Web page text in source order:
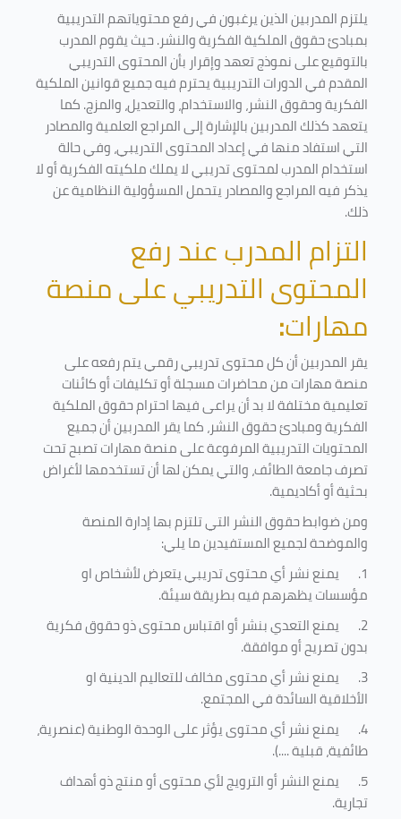
يلتزم المدربين الذين يرغبون في رفع محتوياتهم التدريبية
بمبادئ حقوق الملكية الفكرية والنشر. حيث يقوم المدرب
بالتوقيع على نموذج تعهد وإقرار بأن المحتوى التدريبي
المقدم في الدورات التدريبية يحترم فيه جميع قوانين الملكية
الفكرية وحقوق النشر، والاستخدام، والتعديل، والمزج. كما
يتعهد كذلك المدربين بالإشارة إلى المراجع العلمية والمصادر
التي استفاد منها في إعداد المحتوى التدريبي، وفي حالة
استخدام المدرب لمحتوى تدريبي لا يملك ملكيته الفكرية أو لا
يذكر فيه المراجع والمصادر يتحمل المسؤولية النظامية عن
ذلك.
التزام المدرب عند رفع
المحتوى التدريبي على منصة
مهارات:
يقر المدربين أن كل محتوى تدريبي رقمي يتم رفعه على
منصة مهارات من محاضرات مسجلة أو تكليفات أو كائنات
تعليمية مختلفة لا بد أن يراعى فيها احترام حقوق الملكية
الفكرية ومبادئ حقوق النشر، كما يقر المدربين أن جميع
المحتويات التدريبية المرفوعة على منصة مهارات تصبح تحت
تصرف جامعة الطائف، والتي يمكن لها أن تستخدمها لأغراض
بحثية أو أكاديمية.
ومن ضوابط حقوق النشر التي تلتزم بها إدارة المنصة
والموضحة لجميع المستفيدين ما يلي:
1.
يمنع نشر أي محتوى تدريبي يتعرض لأشخاص او
مؤسسات يظهرهم فيه بطريقة سيئة.
2.
يمنع التعدي بنشر أو اقتباس محتوى ذو حقوق فكرية
بدون تصريح أو موافقة.
3.
يمنع نشر أي محتوى مخالف للتعاليم الدينية او
الأخلاقية السائدة في المجتمع.
4.
يمنع نشر أي محتوى يؤثر على الوحدة الوطنية (عنصرية،
طائفية، قبلية ....).
5.
يمنع النشر أو الترويج لأي محتوى أو منتج ذو أهداف
تجارية.